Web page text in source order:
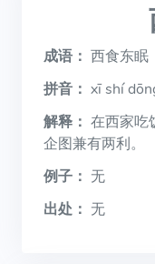
成语： 西食东眠
拼音： xī shí
解释： 在西家吃
企图兼有两利。
例子： 无
出处： 无